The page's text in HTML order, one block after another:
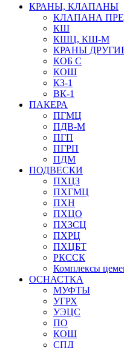
КРАНЫ, КЛАПАНЫ
КЛАПАНА
КШ
КШЦ, КШ-М
КРАНЫ
КОБ С
КОШ
КЗ-1
ВК-1
ПАКЕРА
ПГМЦ
ПДВ-М
ПГП
ПГРП
ПДМ
ПОДВЕСКИ
ПХЦЗ
ПХГМЦ
ПХН
ПХЦО
ПХЗСЦ
ПХРЦ
ПХЦБТ
РКССК
Комплексы
ОСНАСТКА
МУФТЫ
УГРХ
УЭЦС
ПО
КОШ
СПД